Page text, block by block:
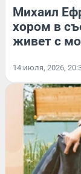
Михаил
хором в
живет с
14 июля, 2026,